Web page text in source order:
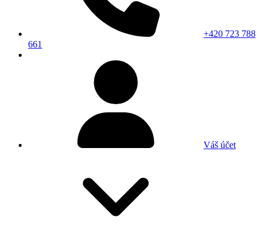
+420 723 788
661
Váš účet